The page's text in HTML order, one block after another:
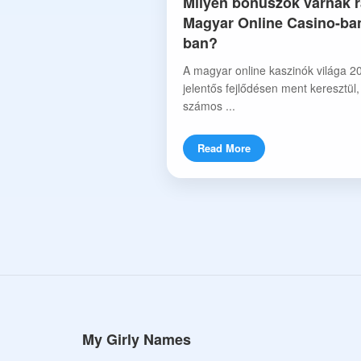
Magyar Online Casino-
ban?
A magyar online kaszinók világa
jelentős fejlődésen ment
számos ...
Read More
My Girly Names